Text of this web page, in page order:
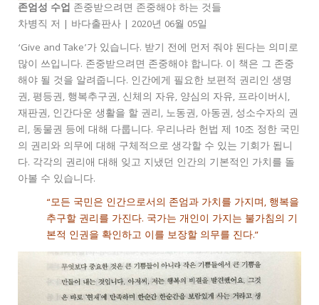
존엄성 수업 존중받으려면 존중해야 하는 것들
차병직 저 | 바다출판사 | 2020년 06월 05일
‘Give and Take’가 있습니다. 받기 전에 먼저 줘야 된다는 의미로
많이 쓰입니다. 존중받으려면 존중해야 합니다. 이 책은 그 존중
해야 될 것을 알려줍니다. 인간에게 필요한 보편적 권리인 생명
권, 평등권, 행복추구권, 신체의 자유, 양심의 자유, 프라이버시,
재판권, 인간다운 생활을 할 권리, 노동권, 아동권, 성소수자의 권
리, 동물권 등에 대해 다룹니다. 우리나라 헌법 제 10조 정한 국민
의 권리와 의무에 대해 구체적으로 생각할 수 있는 기회가 됩니
다. 각각의 권리애 대해 잊고 지냈던 인간의 기본적인 가치를 돌
아볼 수 있습니다.
“모든 국민은 인간으로서의 존엄과 가치를 가지며, 행복을
추구할 권리를 가진다. 국가는 개인이 가지는 불가침의 기
본적 인권을 확인하고 이를 보장할 의무를 진다.”